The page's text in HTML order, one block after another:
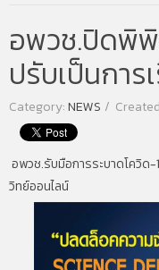
อพวช.ปิดพิ
ปรับเป็นการ
Category:NEWS
อพวช.รับมือการระบาดโควิ
วิทย์ออนไลน์